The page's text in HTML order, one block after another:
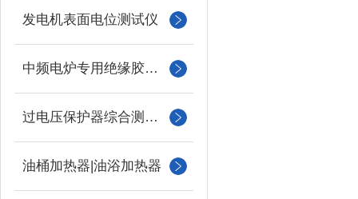
发电机表面电位测试仪
中频电炉专用绝缘胶木柱
过电压保护器综合测试仪
油桶加热器|油浴加热器